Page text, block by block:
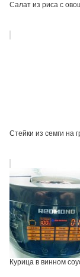
Салат из риса с
Стейки из семги на
Курица в винном